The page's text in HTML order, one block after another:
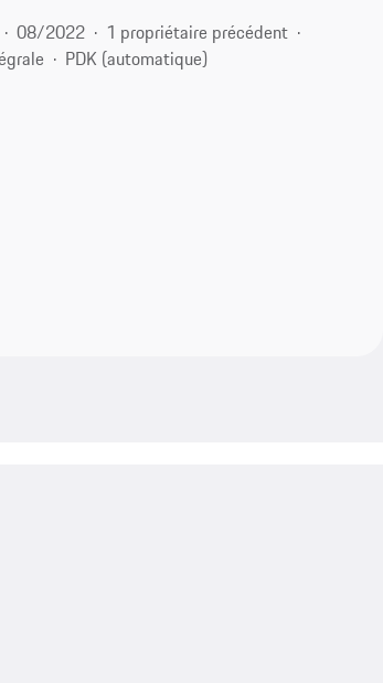
08/2022
1 propriétaire précédent
PDK (automatique)